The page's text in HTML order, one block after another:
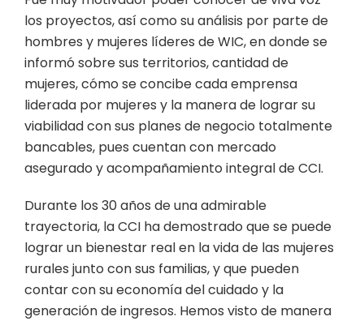
los proyectos, así como su análisis por parte de
hombres y mujeres líderes de WIC, en donde se
informó sobre sus territorios, cantidad de
mujeres, cómo se concibe cada emprensa
liderada por mujeres y la manera de lograr su
viabilidad con sus planes de negocio totalmente
bancables, pues cuentan con mercado
asegurado y acompañamiento integral de CCI.
Durante los 30 años de una admirable
trayectoria, la CCI ha demostrado que se puede
lograr un bienestar real en la vida de las mujeres
rurales junto con sus familias, y que pueden
contar con su economía del cuidado y la
generación de ingresos. Hemos visto de manera